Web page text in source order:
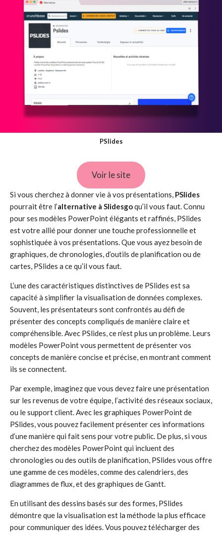
PSlides
Voir le site
Si vous cherchez à donner vie à vos présentations, PSlides
pourrait être l’alternative à Slidesgoqu’il vous faut. Connu
pour ses modèles PowerPoint élégants et raffinés, PSlides
est votre allié pour donner une touche professionnelle et
sophistiquée à vos présentations. Que vous ayez besoin de
graphiques, de chronologies, d’outils de planification ou de
cartes, PSlides a ce qu’il vous faut.
L’une des caractéristiques distinctives de PSlides est sa
capacité à simplifier la visualisation de données complexes.
Souvent, les présentateurs sont confrontés au défi de
présenter des concepts compliqués de manière claire et
compréhensible. Avec PSlides, ce n’est plus un problème. Leurs
modèles PowerPoint vous permettent de présenter vos
concepts de manière concise et précise, en montrant comment
ils se connectent.
Par exemple, imaginez que vous devez faire une présentation
sur les revenus de votre équipe, l’activité des réseaux sociaux,
ou le support client. Avec les graphiques PowerPoint de
PSlides, vous pouvez facilement présenter ces informations
d’une manière qui fait sens pour votre public. De plus, si vous
cherchez des modèles PowerPoint qui incluent des
chronologies ou des outils de planification, PSlides vous offre
une gamme de ces modèles, comme des calendriers, des
diagrammes de flux, et des graphiques de Gantt.
En utilisant des dessins basés sur des formes, PSlides
démontre que la visualisation est la méthode la plus efficace
pour communiquer des idées. Vous pouvez télécharger des